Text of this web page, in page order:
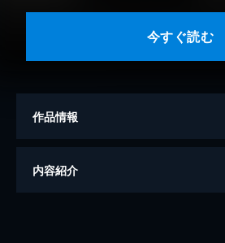
今すぐ読む
作品情報
著者
内容紹介